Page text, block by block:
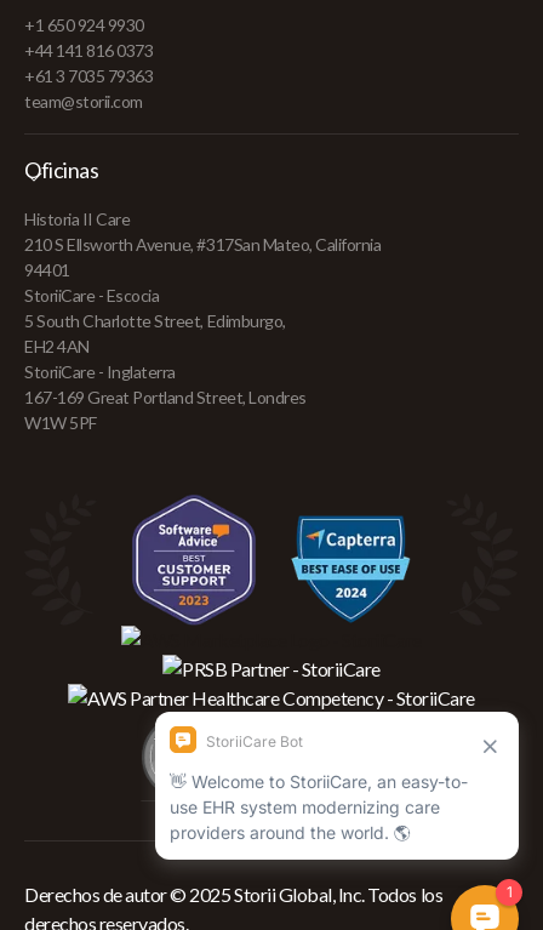
+1 650 924 9930
+44 141 816 0373
+61 3 7035 79363
team@storii.com
Oficinas
Historia II Care
210 S Ellsworth Avenue, #317San Mateo, California
94401
StoriiCare - Escocia
5 South Charlotte Street, Edimburgo,
EH2 4AN
StoriiCare - Inglaterra
167-169 Great Portland Street, Londres
W1W 5PF
Derechos de autor © 2025 Storii Global, Inc. Todos los
derechos reservados.